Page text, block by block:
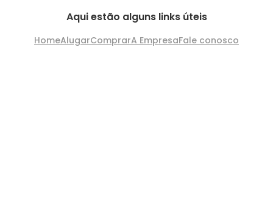
Aqui estão alguns links úteis
HomeAlugarComprarA EmpresaFale conosco